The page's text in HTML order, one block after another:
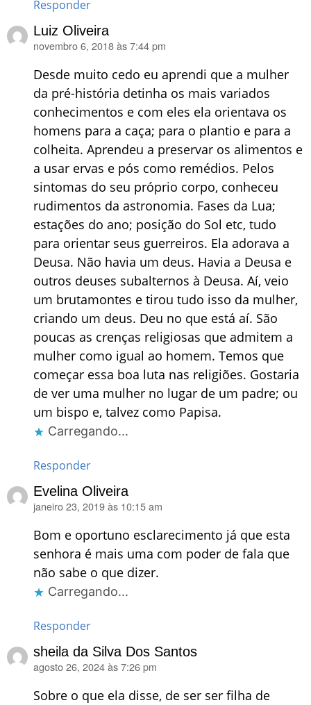
Responder
Luiz Oliveira
disse:
novembro 6, 2018 às 7:44 pm
Desde muito cedo eu aprendi que a mulher
da pré-história detinha os mais variados
conhecimentos e com eles ela orientava os
homens para a caça; para o plantio e para a
colheita. Aprendeu a preservar os alimentos e
a usar ervas e pós como remédios. Pelos
sintomas do seu próprio corpo, conheceu
rudimentos da astronomia. Fases da Lua;
estações do ano; posição do Sol etc, tudo
para orientar seus guerreiros. Ela adorava a
Deusa. Não havia um deus. Havia a Deusa e
outros deuses subalternos à Deusa. Aí, veio
um brutamontes e tirou tudo isso da mulher,
criando um deus. Deu no que está aí. São
poucas as crenças religiosas que admitem a
mulher como igual ao homem. Temos que
começar essa boa luta nas religiões. Gostaria
de ver uma mulher no lugar de um padre; ou
um bispo e, talvez como Papisa.
Carregando...
Responder
Evelina Oliveira
disse:
janeiro 23, 2019 às 10:15 am
Bom e oportuno esclarecimento já que esta
senhora é mais uma com poder de fala que
não sabe o que dizer.
Carregando...
Responder
sheila da Silva Dos Santos
disse:
agosto 26, 2024 às 7:26 pm
Sobre o que ela disse, de ser ser filha de